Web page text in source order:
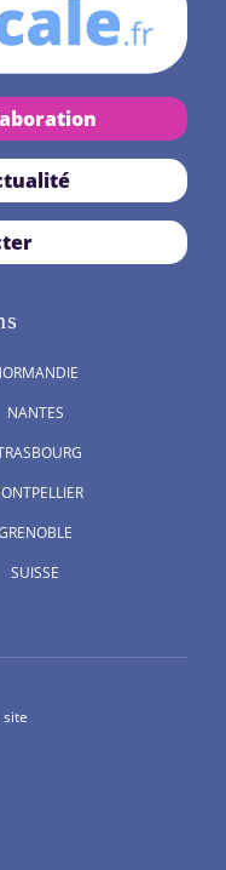
NANTES
SUISSE
site